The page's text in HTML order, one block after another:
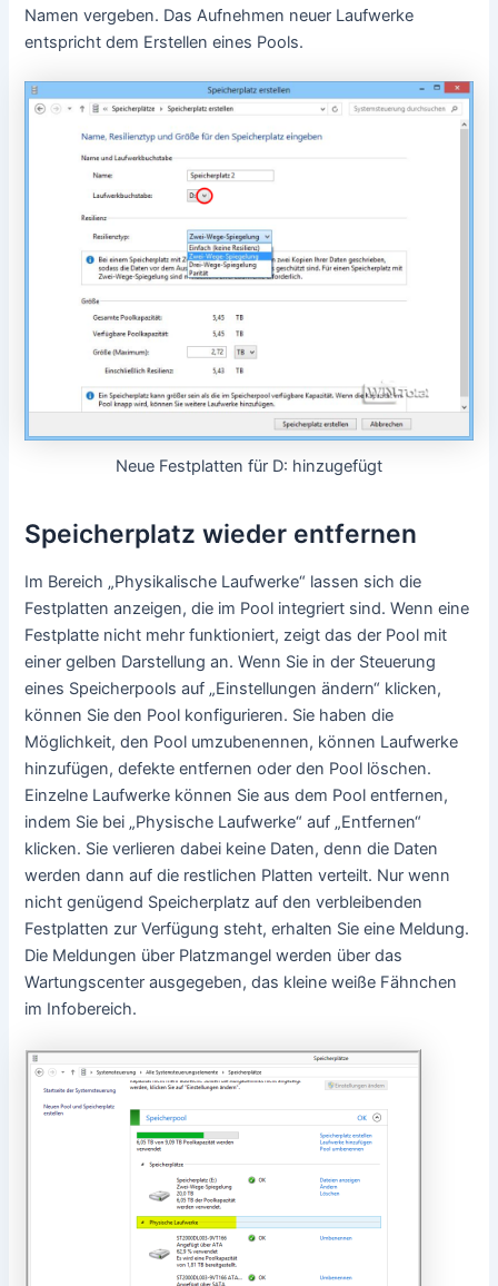
Namen vergeben. Das Aufnehmen neuer Laufwerke
entspricht dem Erstellen eines Pools.
Neue Festplatten für D: hinzugefügt
Speicherplatz wieder entfernen
Im Bereich „Physikalische Laufwerke“ lassen sich die
Festplatten anzeigen, die im Pool integriert sind. Wenn eine
Festplatte nicht mehr funktioniert, zeigt das der Pool mit
einer gelben Darstellung an. Wenn Sie in der Steuerung
eines Speicherpools auf „Einstellungen ändern“ klicken,
können Sie den Pool konfigurieren. Sie haben die
Möglichkeit, den Pool umzubenennen, können Laufwerke
hinzufügen, defekte entfernen oder den Pool löschen.
Einzelne Laufwerke können Sie aus dem Pool entfernen,
indem Sie bei „Physische Laufwerke“ auf „Entfernen“
klicken. Sie verlieren dabei keine Daten, denn die Daten
werden dann auf die restlichen Platten verteilt. Nur wenn
nicht genügend Speicherplatz auf den verbleibenden
Festplatten zur Verfügung steht, erhalten Sie eine Meldung.
Die Meldungen über Platzmangel werden über das
Wartungscenter ausgegeben, das kleine weiße Fähnchen
im Infobereich.